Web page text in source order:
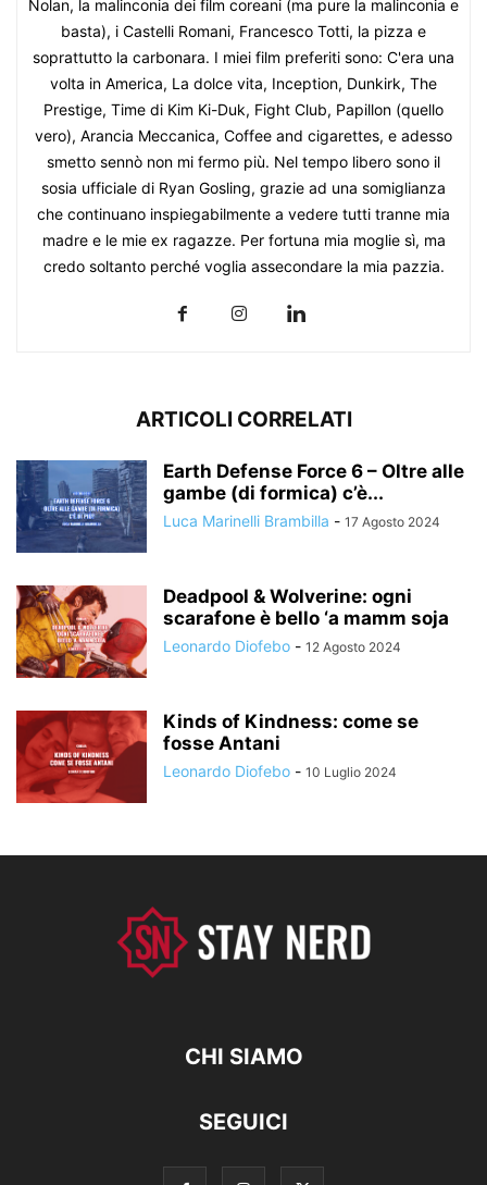
Nolan, la malinconia dei film coreani (ma pure la malinconia e
basta), i Castelli Romani, Francesco Totti, la pizza e
soprattutto la carbonara. I miei film preferiti sono: C'era una
volta in America, La dolce vita, Inception, Dunkirk, The
Prestige, Time di Kim Ki-Duk, Fight Club, Papillon (quello
vero), Arancia Meccanica, Coffee and cigarettes, e adesso
smetto sennò non mi fermo più. Nel tempo libero sono il
sosia ufficiale di Ryan Gosling, grazie ad una somiglianza
che continuano inspiegabilmente a vedere tutti tranne mia
madre e le mie ex ragazze. Per fortuna mia moglie sì, ma
credo soltanto perché voglia assecondare la mia pazzia.
ARTICOLI CORRELATI
Earth Defense Force 6 – Oltre alle
gambe (di formica) c’è...
Luca Marinelli Brambilla - 17 Agosto 2024
Deadpool & Wolverine: ogni
scarafone è bello ‘a mamm soja
Leonardo Diofebo - 12 Agosto 2024
Kinds of Kindness: come se
fosse Antani
Leonardo Diofebo - 10 Luglio 2024
CHI SIAMO
SEGUICI